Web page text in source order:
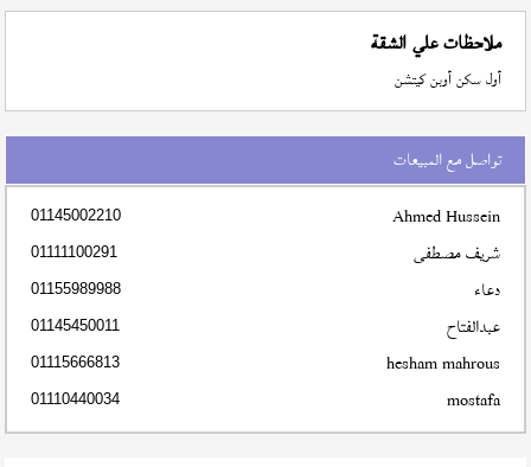
ملاحظات علي الشقة
أول سكن أوبن كيتشن
تواصل مع المبيعات
Ahmed Hussein
01145002210
شريف مصطفى 01111100291
دعاء 01155989988
عبدالفتاح 01145450011
hesham mahrous
01115666813
mostafa
01110440034